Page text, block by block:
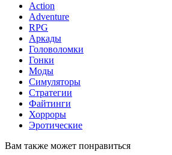
Action
Adventure
RPG
Аркады
Головоломки
Гонки
Моды
Симуляторы
Стратегии
Файтинги
Хорроры
Эротические
Вам также может понравиться